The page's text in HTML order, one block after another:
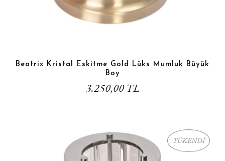
Beatrix Kristal Eskitme Gold Lüks Mumluk Büyük
Boy
3.250,00 TL
TÜKENDİ